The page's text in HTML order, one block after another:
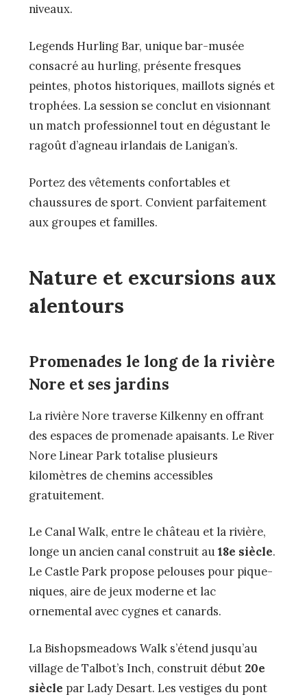
niveaux.
Legends Hurling Bar, unique bar-musée
consacré au hurling, présente fresques
peintes, photos historiques, maillots signés et
trophées. La session se conclut en visionnant
un match professionnel tout en dégustant le
ragoût d’agneau irlandais de Lanigan’s.
Portez des vêtements confortables et
chaussures de sport. Convient parfaitement
aux groupes et familles.
Nature et excursions aux
alentours
Promenades le long de la rivière
Nore et ses jardins
La rivière Nore traverse Kilkenny en offrant
des espaces de promenade apaisants. Le River
Nore Linear Park totalise plusieurs
kilomètres de chemins accessibles
gratuitement.
Le Canal Walk, entre le château et la rivière,
longe un ancien canal construit au18e siècle.
Le Castle Park propose pelouses pour pique-
niques, aire de jeux moderne et lac
ornemental avec cygnes et canards.
La Bishopsmeadows Walk s’étend jusqu’au
village de Talbot’s Inch, construit début 20e
siècle par Lady Desart. Les vestiges du pont